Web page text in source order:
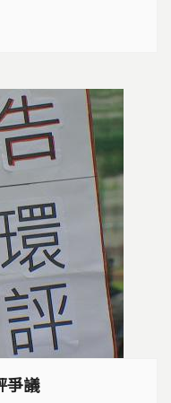
潔淨農地，保護台
爭議